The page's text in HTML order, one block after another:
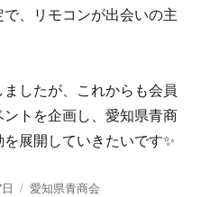
、リモコンが出会いの主
したが、これからも会員
トを企画し、愛知県青商
展開していきたいです✨
カ
愛知県青商会